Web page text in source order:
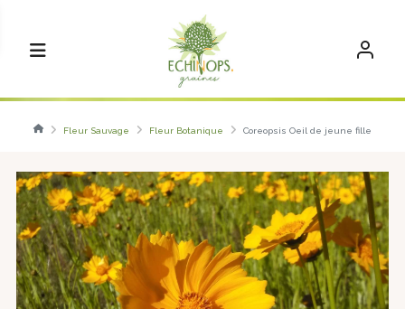
Fleur Sauvage Fleur Botanique Coreopsis Oeil de jeune fille